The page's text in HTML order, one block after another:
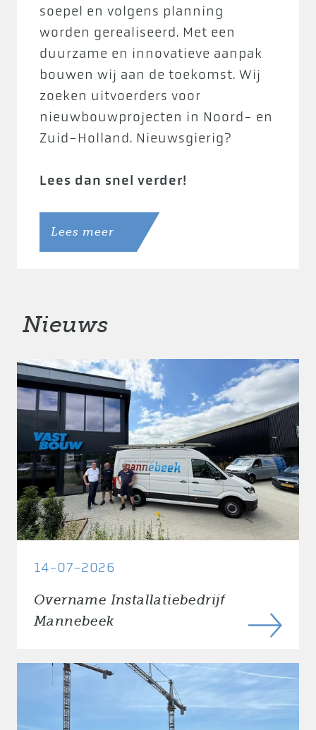
soepel en volgens planning
worden gerealiseerd. Met een
duurzame en innovatieve aanpak
bouwen wij aan de toekomst. Wij
zoeken uitvoerders voor
nieuwbouwprojecten in Noord- en
Zuid-Holland. Nieuwsgierig?
Lees dan snel verder!
Lees meer
Nieuws
14-07-2026
Overname Installatiebedrijf
Mannebeek